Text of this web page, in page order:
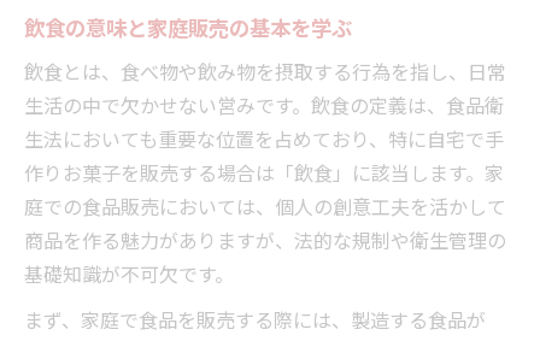
飲食の柔軟なスタイルで差別化を図る
飲食の定義を活かした新規参入のコツ
飲食店営業許可の仕組みと取得時の注意点
飲食店営業許可が必要な理由を解説
飲食店営業許可取得の流れと要件整理
簡易飲食店営業許可との違いを知る
飲食店営業許可でできないことの注意点
飲食の意味と家庭販売の基本を学ぶ
飲食とは、食べ物や飲み物を摂取する行為を指し、日常
生活の中で欠かせない営みです。飲食の定義は、食品衛
生法においても重要な位置を占めており、特に自宅で手
作りお菓子を販売する場合は「飲食」に該当します。家
庭での食品販売においては、個人の創意工夫を活かして
商品を作る魅力がありますが、法的な規制や衛生管理の
基礎知識が不可欠です。
まず、家庭で食品を販売する際には、製造する食品が